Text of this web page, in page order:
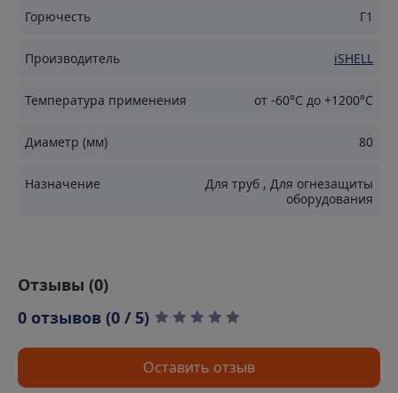
Защита теплообменников
Обеспечение энергоэффективности оборудования на
производстве
Изоляция оборудования в условиях высоких
Теплоизоляция запорной и регулирующей арматуры
Высокая степень тепловой изоляции
Съемная конструкция для легкого монтажа и
Устойчивость к воздействию высоких температур и
агрессивных сред
Горючесть Г1
Производитель iSHELL
Температура применения от -60°С до +1200°С
Диаметр (мм) 80
Назначение Для труб , Для огнезащиты
оборудования
Отзывы (0)
0 отзывов (0 / 5)
Оставить отзыв